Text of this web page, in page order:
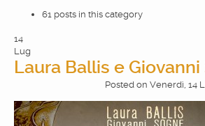
VIDEOMAKING
WEBDESIGN
61 posts in this category
14
Lug
Laura Ballis e
Posted on Venerdì, 14